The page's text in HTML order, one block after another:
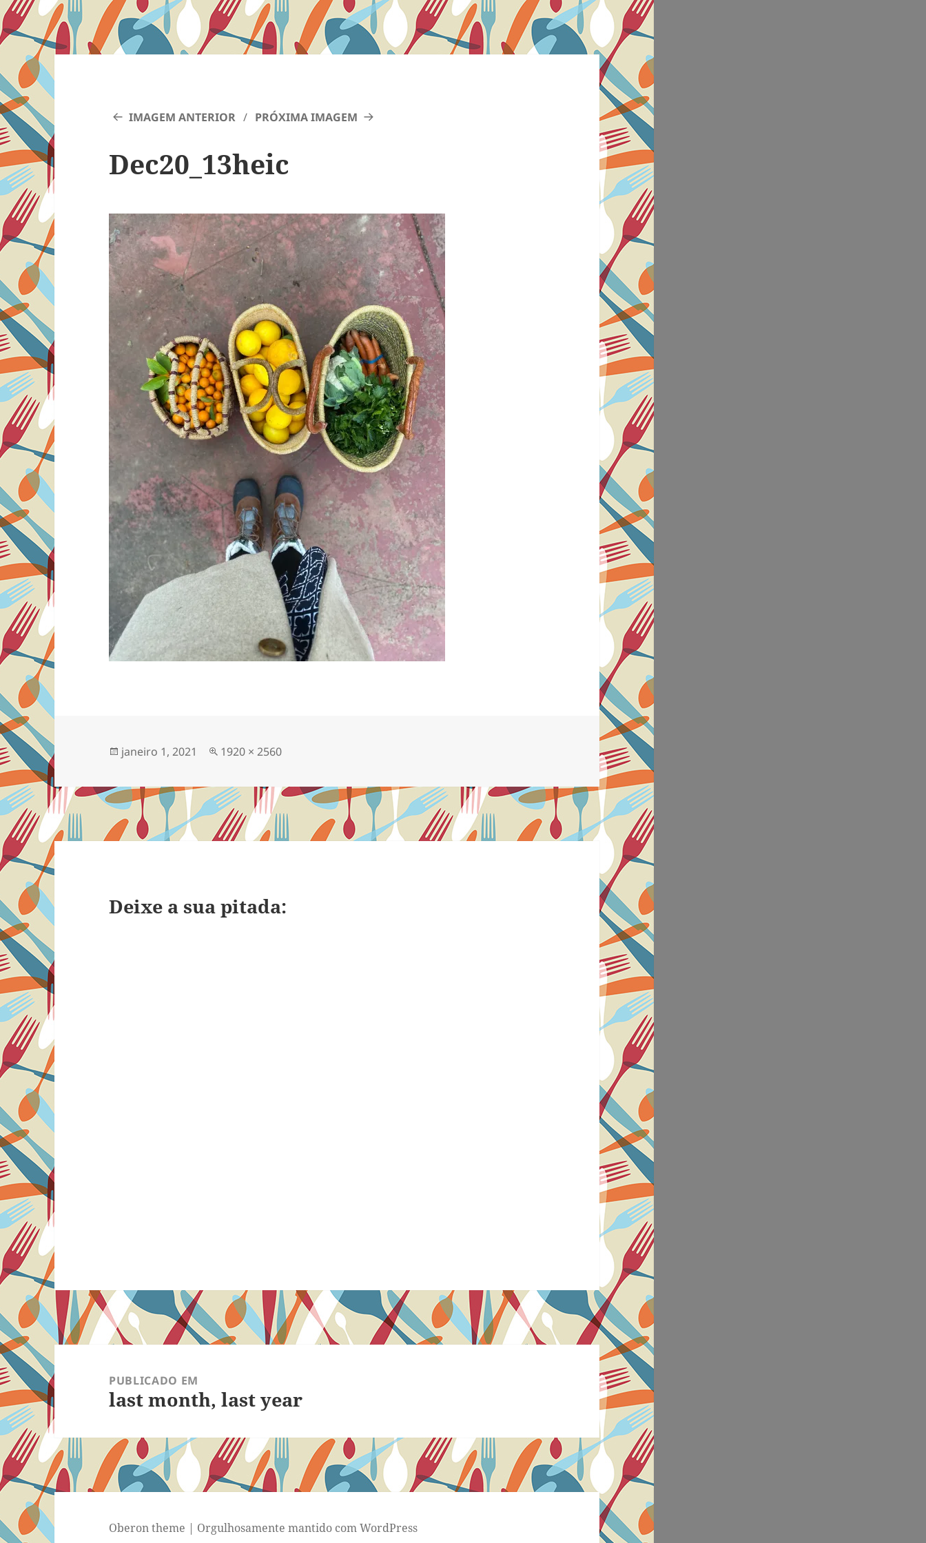
IMAGEM ANTERIOR PRÓXIMA IMAGEM
Dec20_13heic
Publicado
janeiro 1, 2021
Tamanho
1920 × 2560
Deixe a sua pitada:
de
Post
PUBLICADO EM
last month, last year
Oberon theme | Orgulhosamente mantido com WordPress